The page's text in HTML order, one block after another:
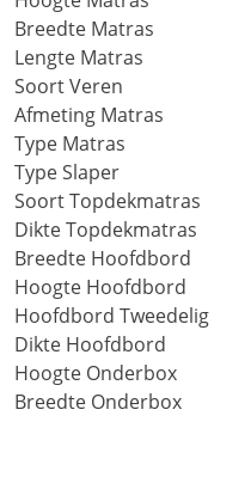
Breedte Matras
Lengte Matras
Soort Veren
Afmeting Matras
Type Matras
Type Slaper
Soort Topdekmatras
Dikte Topdekmatras
Breedte Hoofdbord
Hoogte Hoofdbord
Hoofdbord Tweedelig
Dikte Hoofdbord
Hoogte Onderbox
Breedte Onderbox